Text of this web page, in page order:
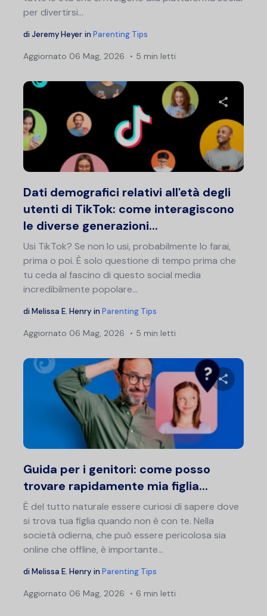
per divertirsi...
di Jeremy Heyer in Parenting Tips
Aggiornato 06 Mag, 2026 5 min letti
Condividi
Dati demografici relativi all'età degli
utenti di TikTok: come interagiscono
le diverse generazioni...
Usi TikTok? Se non lo usi, probabilmente lo farai,
prima o poi. È solo questione di tempo prima che
tu ceda al fascino di questo social media
incredibilmente popolare...
di Melissa E. Henry in Parenting Tips
Aggiornato 06 Mag, 2026 5 min letti
Guida per i genitori: come posso
trovare rapidamente mia figlia...
È del tutto naturale essere curiosi di sapere dove
si trova tua figlia quando non è con te. Nella
società odierna, che può essere pericolosa sia
online che offline, è importante...
di Melissa E. Henry in Parenting Tips
Aggiornato 06 Mag, 2026 6 min letti